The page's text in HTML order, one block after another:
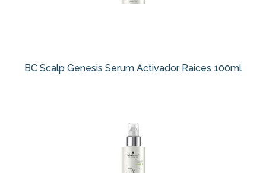
BC Scalp Genesis Serum Activador Raices 100ml